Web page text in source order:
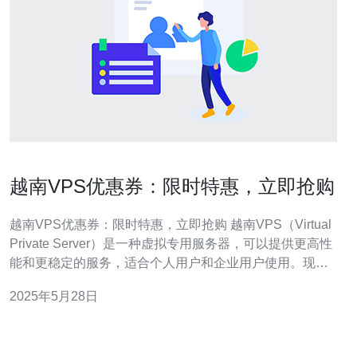
越南VPS优惠券：限时特惠，立即抢购
越南VPS优惠券：限时特惠，立即抢购 越南VPS（Virtual
Private Server）是一种虚拟专用服务器，可以提供更高性
能和更稳定的服务，适合个人用户和企业用户使用。现
购，享受更优惠的价格和更好的服务。 我们提供各种不同
2025年5月28日